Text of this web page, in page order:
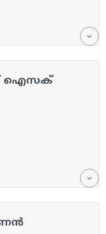
ഐസക്